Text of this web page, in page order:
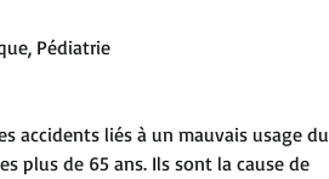
Pédiatrie
accidents liés à un mauvais usage du
plus de 65 ans. Ils sont la cause de